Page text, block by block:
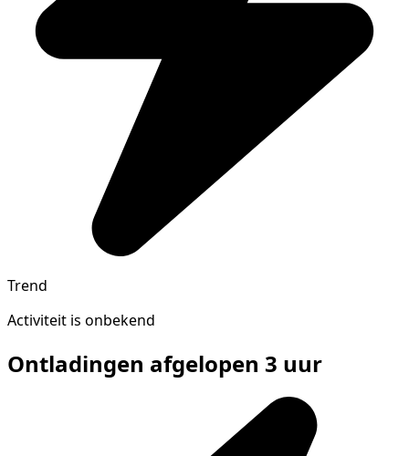
Trend
Activiteit is onbekend
Ontladingen afgelopen 3 uur